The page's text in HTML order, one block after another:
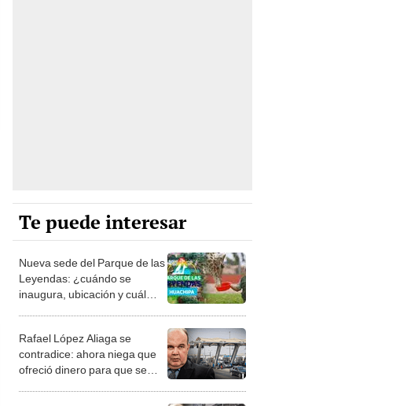
Te puede interesar
Nueva sede del Parque de las
Leyendas: ¿cuándo se
inaugura, ubicación y cuál
Rafael López Aliaga se
contradice: ahora niega que
ofreció dinero para que se